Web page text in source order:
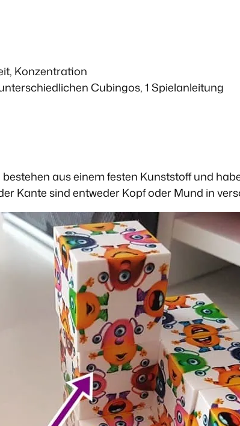
Konzentration
Cubingos, 1 Spielanleitung
aus einem festen Kunststoff und
Kante sind entweder Kopf oder Mund in